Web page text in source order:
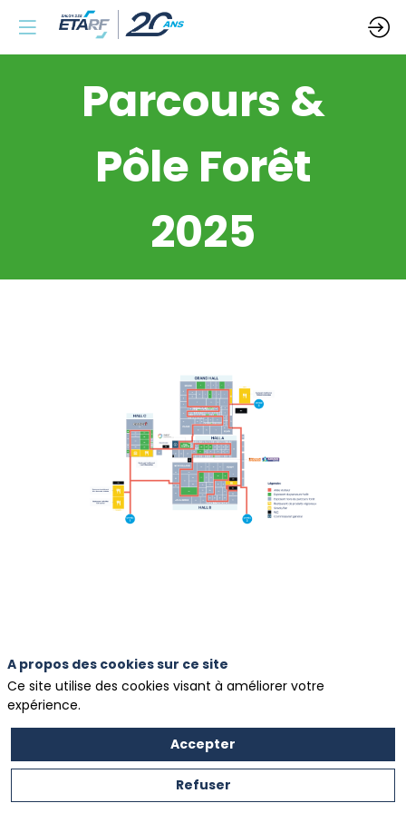
Parcours &
Pôle Forêt
2025
Les exposants
du parcours
forêt
A propos des cookies sur ce site
Ce site utilise des cookies visant à améliorer votre
expérience.
Accepter
Refuser